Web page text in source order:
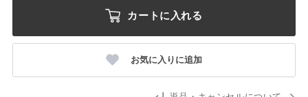
カートに入れる
お気に入りに追加